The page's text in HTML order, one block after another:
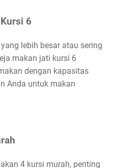
6
lebih besar atau sering
makan jati kursi 6
dengan kapasitas
Anda untuk makan
4 kursi murah, penting